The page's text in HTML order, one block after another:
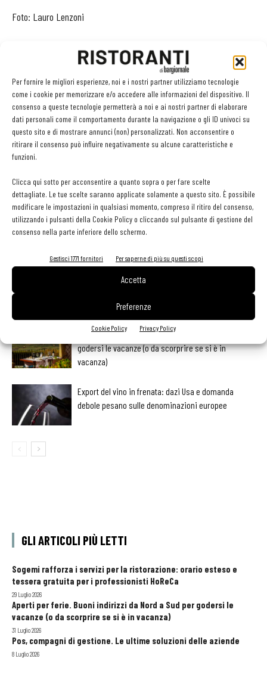
Per fornire le migliori esperienze, noi e i nostri partner utilizziamo tecnologie
come i cookie per memorizzare e/o accedere alle informazioni del dispositivo. Il
consenso a queste tecnologie permetterà a noi e ai nostri partner di elaborare
dati personali come il comportamento durante la navigazione o gli ID univoci su
questo sito e di mostrare annunci (non) personalizzati. Non acconsentire o
ritirare il consenso può influire negativamente su alcune caratteristiche e
funzioni.
Clicca qui sotto per acconsentire a quanto sopra o per fare scelte
dettagliate. Le tue scelte saranno applicate solamente a questo sito. È possibile
modificare le impostazioni in qualsiasi momento, compreso il ritiro del consenso,
utilizzando i pulsanti della Cookie Policy o cliccando sul pulsante di gestione del
consenso nella parte inferiore dello schermo.
Gestisci 1771 fornitori Per saperne di più su questi scopi
Accetta
Preferenze
Cookie Policy Privacy Policy
Foto: Lauro Lenzoni
Facebook Twitter
Ampliare l’attività del ristorante al catering? Sì, ma la
Aperti per ferie. Buoni indirizzi da Nord a Sud per
godersi le vacanze (o da scorprire se si è in
vacanza)
Export del vino in frenata: dazi Usa e domanda
debole pesano sulle denominazioni europee
GLI ARTICOLI PIÙ LETTI
Sogemi rafforza i servizi per la ristorazione: orario esteso e
tessera gratuita per i professionisti HoReCa
29 Luglio 2026
Aperti per ferie. Buoni indirizzi da Nord a Sud per godersi le
vacanze (o da scorprire se si è in vacanza)
31 Luglio 2026
Pos, compagni di gestione. Le ultime soluzioni delle aziende
8 Luglio 2026